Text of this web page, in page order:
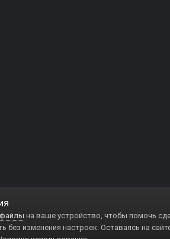
на ваше устройство, чтобы помочь
без изменения настроек. Оставаясь на